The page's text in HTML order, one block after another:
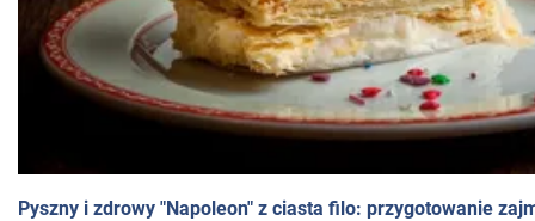
Pyszny i zdrowy "Napoleon" z ciasta filo: przygotowanie